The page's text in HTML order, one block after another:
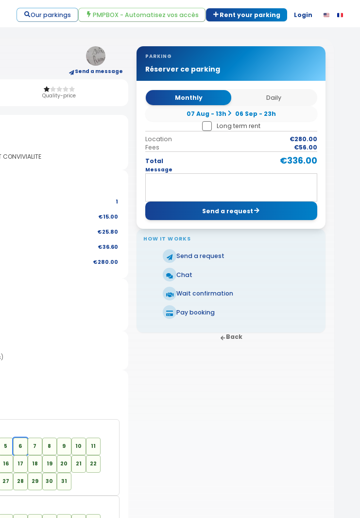
Our parkings PMPBOX - Automatisez vos accès Rent your parking Login
Send a message
Quality-price
PARKING
Réserver ce parking
Monthly
Daily
07 Aug - 13h
06 Sep - 23h
Long term rent
Location
€280.00
Fees
€56.00
Total
€336.00
Message
Send a request
HOW IT WORKS
Send a request
Chat
Wait confirmation
Pay booking
Back
CONVIVIALITE
1
€15.00
€25.80
€36.60
€280.00
5 6 7 8 9 10 11
16 17 18 19 20 21 22
27 28 29 30 31